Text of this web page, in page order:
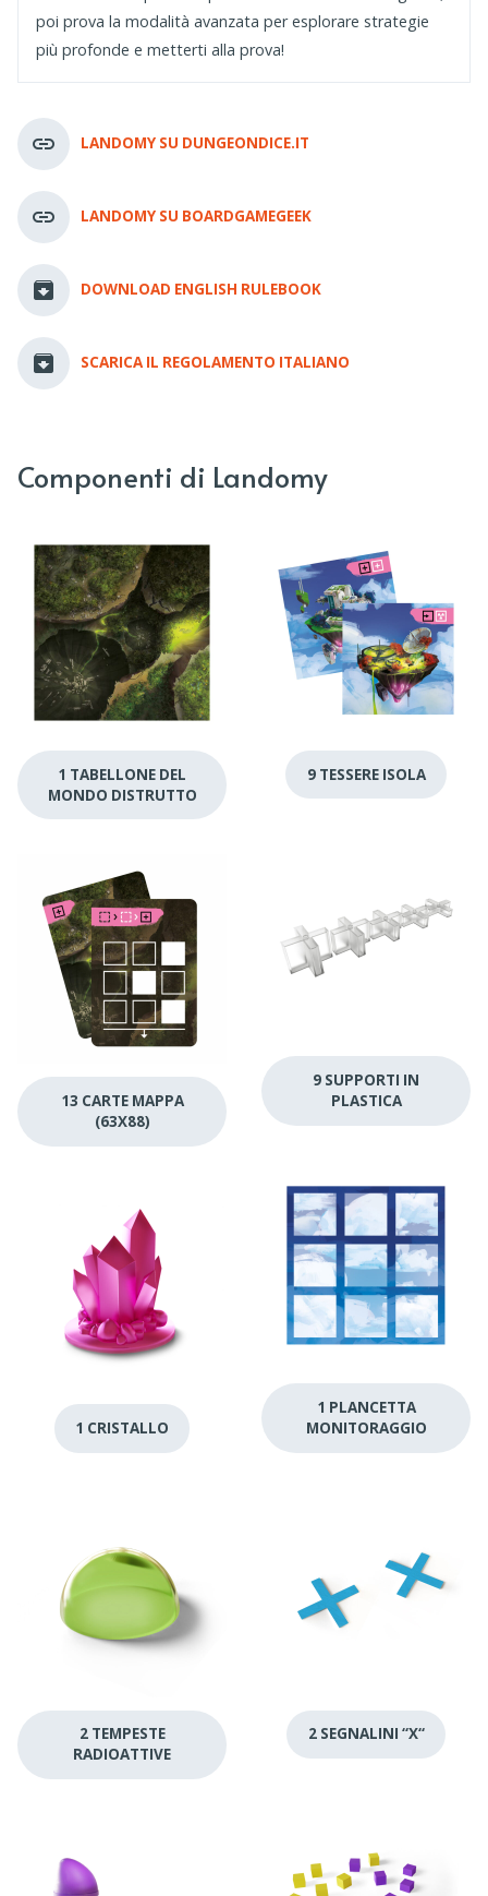
poi prova la modalità avanzata per esplorare strategie
più profonde e metterti alla prova!
LANDOMY SU DUNGEONDICE.IT
LANDOMY SU BOARDGAMEGEEK
DOWNLOAD ENGLISH RULEBOOK
SCARICA IL REGOLAMENTO ITALIANO
Componenti di Landomy
1 TABELLONE DEL
MONDO DISTRUTTO
9 TESSERE ISOLA
9 SUPPORTI IN
PLASTICA
13 CARTE MAPPA
(63X88)
1 PLANCETTA
MONITORAGGIO
1 CRISTALLO
2 TEMPESTE
RADIOATTIVE
2 SEGNALINI “X“